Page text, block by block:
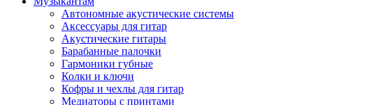
Автономные акустические системы
Аксессуары для гитар
Акустические гитары
Барабанные палочки
Гармоники губные
Колки и ключи
Кофры и чехлы для гитар
Медиаторы с принтами